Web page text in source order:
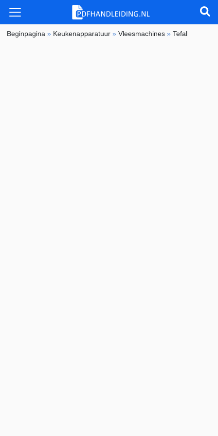
Beginpagina » Keukenapparatuur »Vleesmachines »Tefal